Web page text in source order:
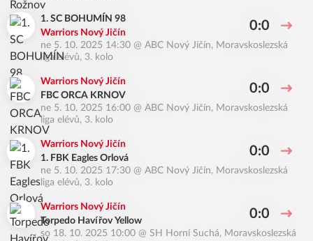
1. SC BOHUMÍN 98
Warriors Nový Jičín
0:0
ne 5. 10. 2025 14:30 @ ABC Nový Jičín, Moravskoslezská
liga elévů, 3. kolo
Warriors Nový Jičín
FBC ORCA KRNOV
0:0
ne 5. 10. 2025 16:00 @ ABC Nový Jičín, Moravskoslezská
liga elévů, 3. kolo
Warriors Nový Jičín
1. FBK Eagles Orlová
0:0
ne 5. 10. 2025 17:30 @ ABC Nový Jičín, Moravskoslezská
liga elévů, 3. kolo
Warriors Nový Jičín
Torpedo Havířov Yellow
0:0
so 18. 10. 2025 10:00 @ SH Horní Suchá, Moravskoslezská